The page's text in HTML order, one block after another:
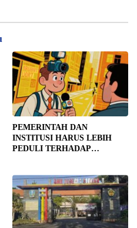
PEMERINTAH DAN
INSTITUSI HARUS LEBIH
PEDULI TERHADAP